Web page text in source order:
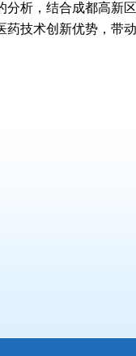
析，结合成都高新
技术创新优势，带